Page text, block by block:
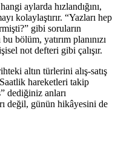
aylarda hızlandığını,
kolaylaştırır. “Yazları hep
gibi soruların
bölüm, yatırım planınızı
not defteri gibi çalışır.
altın türlerini alış-satış
hareketleri takip
dediğiniz anları
değil, günün hikâyesini de